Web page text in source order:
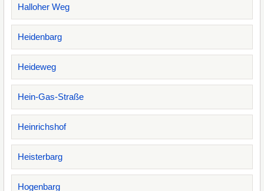
Halloher Weg
Heidenbarg
Heideweg
Hein-Gas-Straße
Heinrichshof
Heisterbarg
Hogenbarg